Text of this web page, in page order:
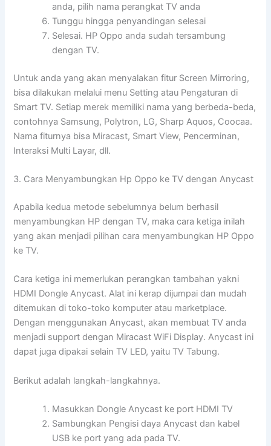
anda, pilih nama perangkat TV anda
Tunggu hingga penyandingan selesai
Selesai. HP Oppo anda sudah tersambung
dengan TV.
Untuk anda yang akan menyalakan fitur Screen Mirroring,
bisa dilakukan melalui menu Setting atau Pengaturan di
Smart TV. Setiap merek memiliki nama yang berbeda-beda,
contohnya Samsung, Polytron, LG, Sharp Aquos, Coocaa.
Nama fiturnya bisa Miracast, Smart View, Pencerminan,
Interaksi Multi Layar, dll.
3. Cara Menyambungkan Hp Oppo ke TV dengan Anycast
Apabila kedua metode sebelumnya belum berhasil
menyambungkan HP dengan TV, maka cara ketiga inilah
yang akan menjadi pilihan cara menyambungkan HP Oppo
ke TV.
Cara ketiga ini memerlukan perangkan tambahan yakni
HDMI Dongle Anycast. Alat ini kerap dijumpai dan mudah
ditemukan di toko-toko komputer atau marketplace.
Dengan menggunakan Anycast, akan membuat TV anda
menjadi support dengan Miracast WiFi Display. Anycast ini
dapat juga dipakai selain TV LED, yaitu TV Tabung.
Berikut adalah langkah-langkahnya.
Masukkan Dongle Anycast ke port HDMI TV
Sambungkan Pengisi daya Anycast dan kabel
USB ke port yang ada pada TV.